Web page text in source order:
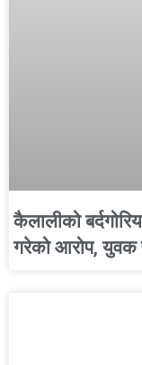
कैलालीको
गरेको आरोप, युवक